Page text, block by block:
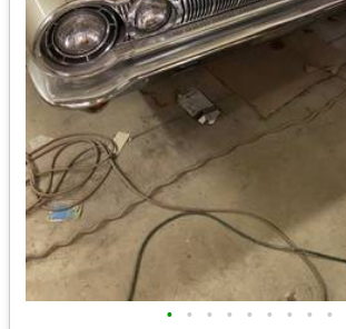
• • • • • • • • •